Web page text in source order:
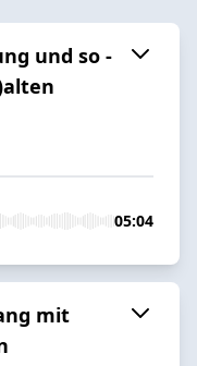
und so -
05:04
mit